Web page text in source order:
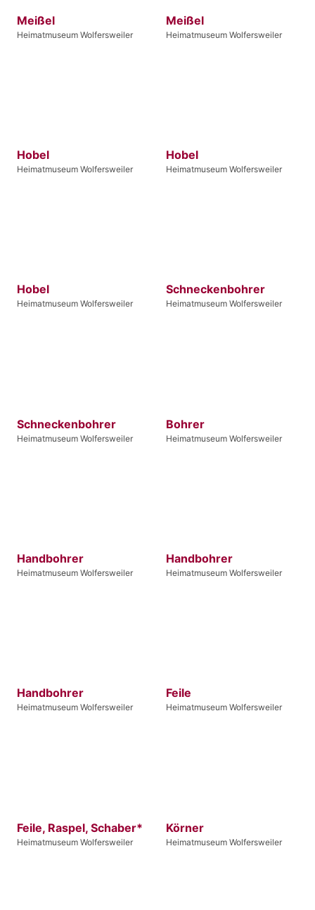
Meißel
Heimatmuseum Wolfersweiler
Meißel
Heimatmuseum Wolfersweiler
Hobel
Heimatmuseum Wolfersweiler
Hobel
Heimatmuseum Wolfersweiler
Hobel
Heimatmuseum Wolfersweiler
Schneckenbohrer
Heimatmuseum Wolfersweiler
Schneckenbohrer
Heimatmuseum Wolfersweiler
Bohrer
Heimatmuseum Wolfersweiler
Handbohrer
Heimatmuseum Wolfersweiler
Handbohrer
Heimatmuseum Wolfersweiler
Handbohrer
Heimatmuseum Wolfersweiler
Feile
Heimatmuseum Wolfersweiler
Feile, Raspel, Schaber*
Heimatmuseum Wolfersweiler
Körner
Heimatmuseum Wolfersweiler